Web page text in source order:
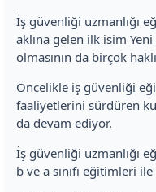
İş güvenliği uzmanlığı
aklına gelen ilk isim
olmasının da birçok
Öncelikle iş güvenliği
faaliyetlerini sürdüren
da devam ediyor.
İş güvenliği uzmanlığı
b ve a sınıfı eğitimleri